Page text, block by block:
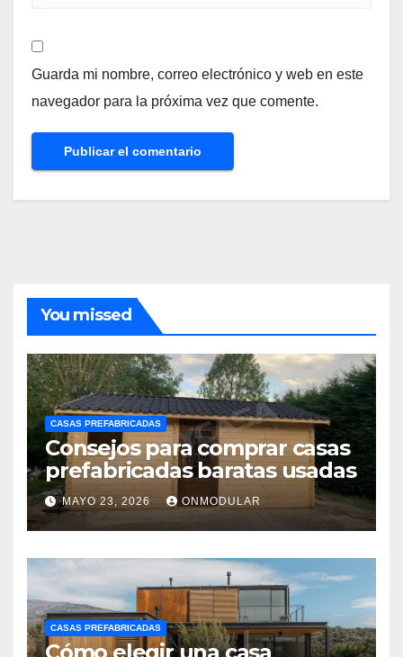
Guarda mi nombre, correo electrónico y web en este
navegador para la próxima vez que comente.
You missed
CASAS PREFABRICADAS
Consejos para comprar casas
prefabricadas baratas usadas
MAYO 23, 2026 ONMODULAR
CASAS PREFABRICADAS